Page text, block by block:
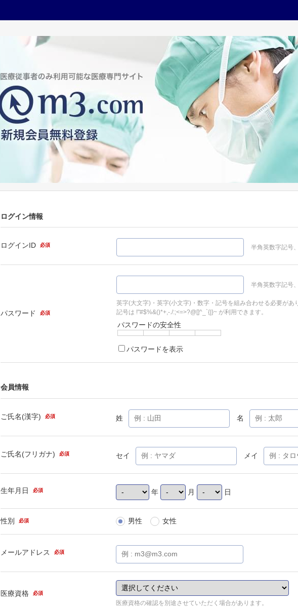
ログイン情報
ログインID 必須 半角英数字記号
パスワード 必須
半角英数字記号
英字(大文字)・英字(小文字)・数字・記号を組み合わせる必要があ
記号は !"#$%&()*+,-./:;<=>?@[]^_`{|}~ が利用できます。
パスワードの安全性
パスワードを表示
会員情報
ご氏名(漢字) 必須 姓 名
ご氏名(フリガナ) 必須 セイ メイ
生年月日 必須 年 月 日
性別 必須 男性 女性
メールアドレス 必須
医療資格 必須
医療資格の確認を別途させていただく場合があります。